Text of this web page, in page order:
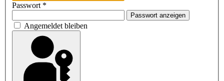
Passwort *
Passwort anzeigen
Angemeldet bleiben